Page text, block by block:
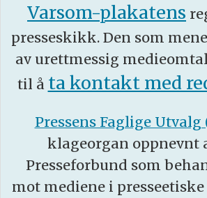
Varsom-plakatens
presseskikk. Den som
av urettmessig
til å ta kontakt med
Pressens Faglige Utvalg
klageorgan oppnevnt
Presseforbund som
mot mediene i